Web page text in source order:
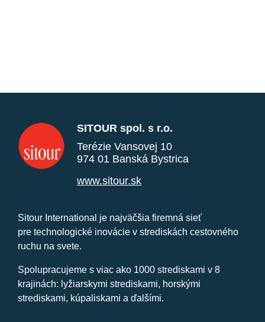
SITOUR spol. s r.o.
Terézie Vansovej 10
974 01 Banská Bystrica
www.sitour.sk
Sitour International je najväčšia firemná sieť
pre technologické inovácie v strediskách cestovného
ruchu na svete.
Spolupracujeme s viac ako 1000 strediskami v 8
krajinách: lyžiarskymi strediskami, horskými
strediskami, kúpaliskami a ďalšími.